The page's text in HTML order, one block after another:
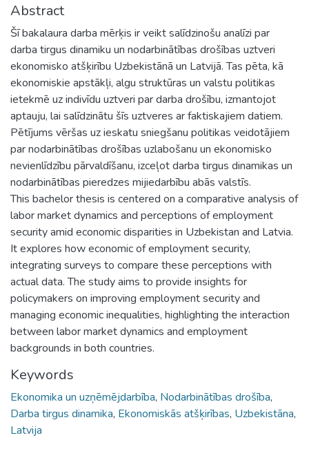
Abstract
Šī bakalaura darba mērķis ir veikt salīdzinošu analīzi par
darba tirgus dinamiku un nodarbinātības drošības uztveri
ekonomisko atšķirību Uzbekistānā un Latvijā. Tas pēta, kā
ekonomiskie apstākļi, algu struktūras un valstu politikas
ietekmē uz indivīdu uztveri par darba drošību, izmantojot
aptauju, lai salīdzinātu šīs uztveres ar faktiskajiem datiem.
Pētījums vēršas uz ieskatu sniegšanu politikas veidotājiem
par nodarbinātības drošības uzlabošanu un ekonomisko
nevienlīdzību pārvaldīšanu, izceļot darba tirgus dinamikas un
nodarbinātības pieredzes mijiedarbību abās valstīs.
This bachelor thesis is centered on a comparative analysis of
labor market dynamics and perceptions of employment
security amid economic disparities in Uzbekistan and Latvia.
It explores how economic of employment security,
integrating surveys to compare these perceptions with
actual data. The study aims to provide insights for
policymakers on improving employment security and
managing economic inequalities, highlighting the interaction
between labor market dynamics and employment
backgrounds in both countries.
Keywords
Ekonomika un uzņēmējdarbība, Nodarbinātības drošība,
Darba tirgus dinamika, Ekonomiskās atšķirības, Uzbekistāna,
Latvija